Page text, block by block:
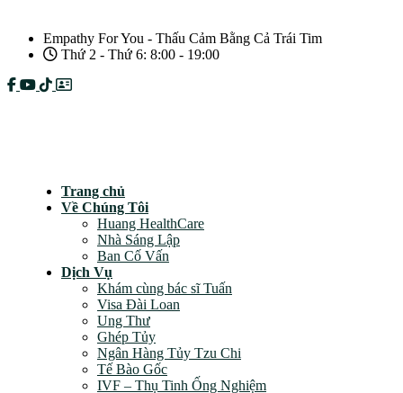
Empathy For You - Thấu Cảm Bằng Cả Trái Tim
Thứ 2 - Thứ 6: 8:00 - 19:00
Trang chủ
Về Chúng Tôi
Huang HealthCare
Nhà Sáng Lập
Ban Cố Vấn
Dịch Vụ
Khám cùng bác sĩ Tuấn
Visa Đài Loan
Ung Thư
Ghép Tủy
Ngân Hàng Tủy Tzu Chi
Tế Bào Gốc
IVF – Thụ Tinh Ống Nghiệm